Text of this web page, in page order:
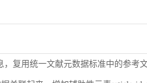
复用统一文献元数据标准中的参考